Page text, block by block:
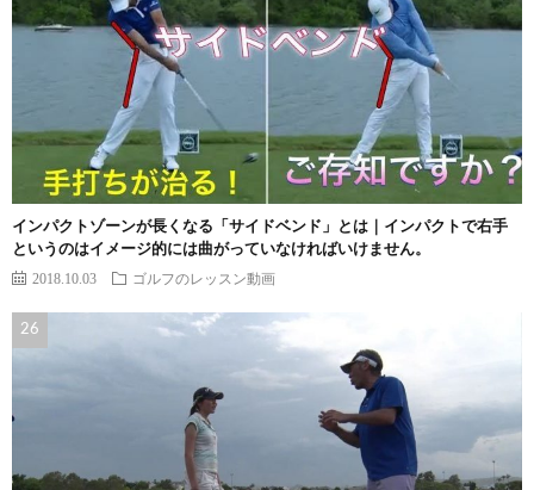
インパクトゾーンが長くなる「サイドベンド」とは｜インパクトで右手
というのはイメージ的には曲がっていなければいけません。
2018.10.03 ゴルフのレッスン動画